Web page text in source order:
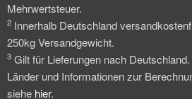
Mehrwertsteuer.
2 Innerhalb Deutschland
250kg Versandgewicht.
3 Gilt für Lieferungen nach
Länder und Informationen zur
siehe hier.